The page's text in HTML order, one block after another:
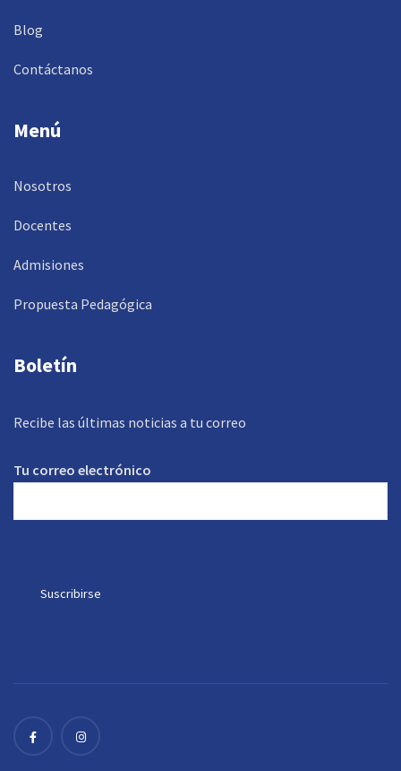
Blog
Contáctanos
Menú
Nosotros
Docentes
Admisiones
Propuesta Pedagógica
Boletín
Recibe las últimas noticias a tu correo
Tu correo electrónico